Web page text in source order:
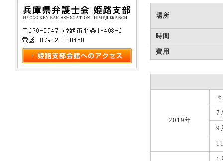
場所
時間
費用
2019年
6
7
9
1